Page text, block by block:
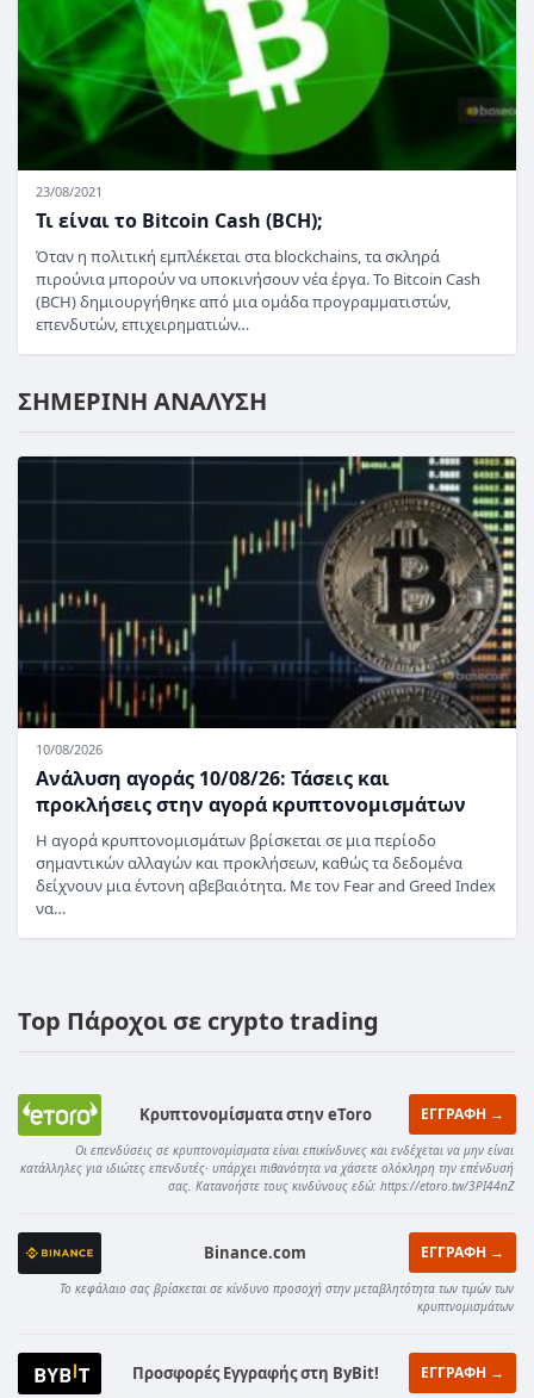
23/08/2021
Τι είναι το Bitcoin Cash (BCH);
Όταν η πολιτική εμπλέκεται στα blockchains, τα σκληρά
πιρούνια μπορούν να υποκινήσουν νέα έργα. Το Bitcoin Cash
(BCH) δημιουργήθηκε από μια ομάδα προγραμματιστών,
επενδυτών, επιχειρηματιών…
ΣΗΜΕΡΙΝΗ ΑΝΑΛΥΣΗ
10/08/2026
Ανάλυση αγοράς 10/08/26: Τάσεις και
προκλήσεις στην αγορά κρυπτονομισμάτων
Η αγορά κρυπτονομισμάτων βρίσκεται σε μια περίοδο
σημαντικών αλλαγών και προκλήσεων, καθώς τα δεδομένα
δείχνουν μια έντονη αβεβαιότητα. Με τον Fear and Greed Index
να…
Top Πάροχοι σε crypto trading
Κρυπτονομίσματα στην eToro ΕΓΓΡΑΦΗ →
Οι επενδύσεις σε κρυπτονομίσματα είναι επικίνδυνες και ενδέχεται να μην είναι
κατάλληλες για ιδιώτες επενδυτές· υπάρχει πιθανότητα να χάσετε ολόκληρη την επένδυσή
σας. Κατανοήστε τους κινδύνους εδώ: https://etoro.tw/3PI44nZ
Binance.com ΕΓΓΡΑΦΗ →
Το κεφάλαιο σας βρίσκεται σε κίνδυνο προσοχή στην μεταβλητότητα των τιμών των
κρυπτνομισμάτων
Προσφορές Εγγραφής στη ByBit! ΕΓΓΡΑΦΗ →